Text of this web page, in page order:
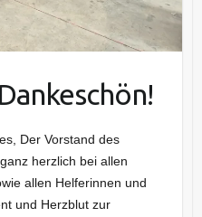
Der Vorstand des
herzlich bei allen
allen Helferinnen und
und Herzblut zur